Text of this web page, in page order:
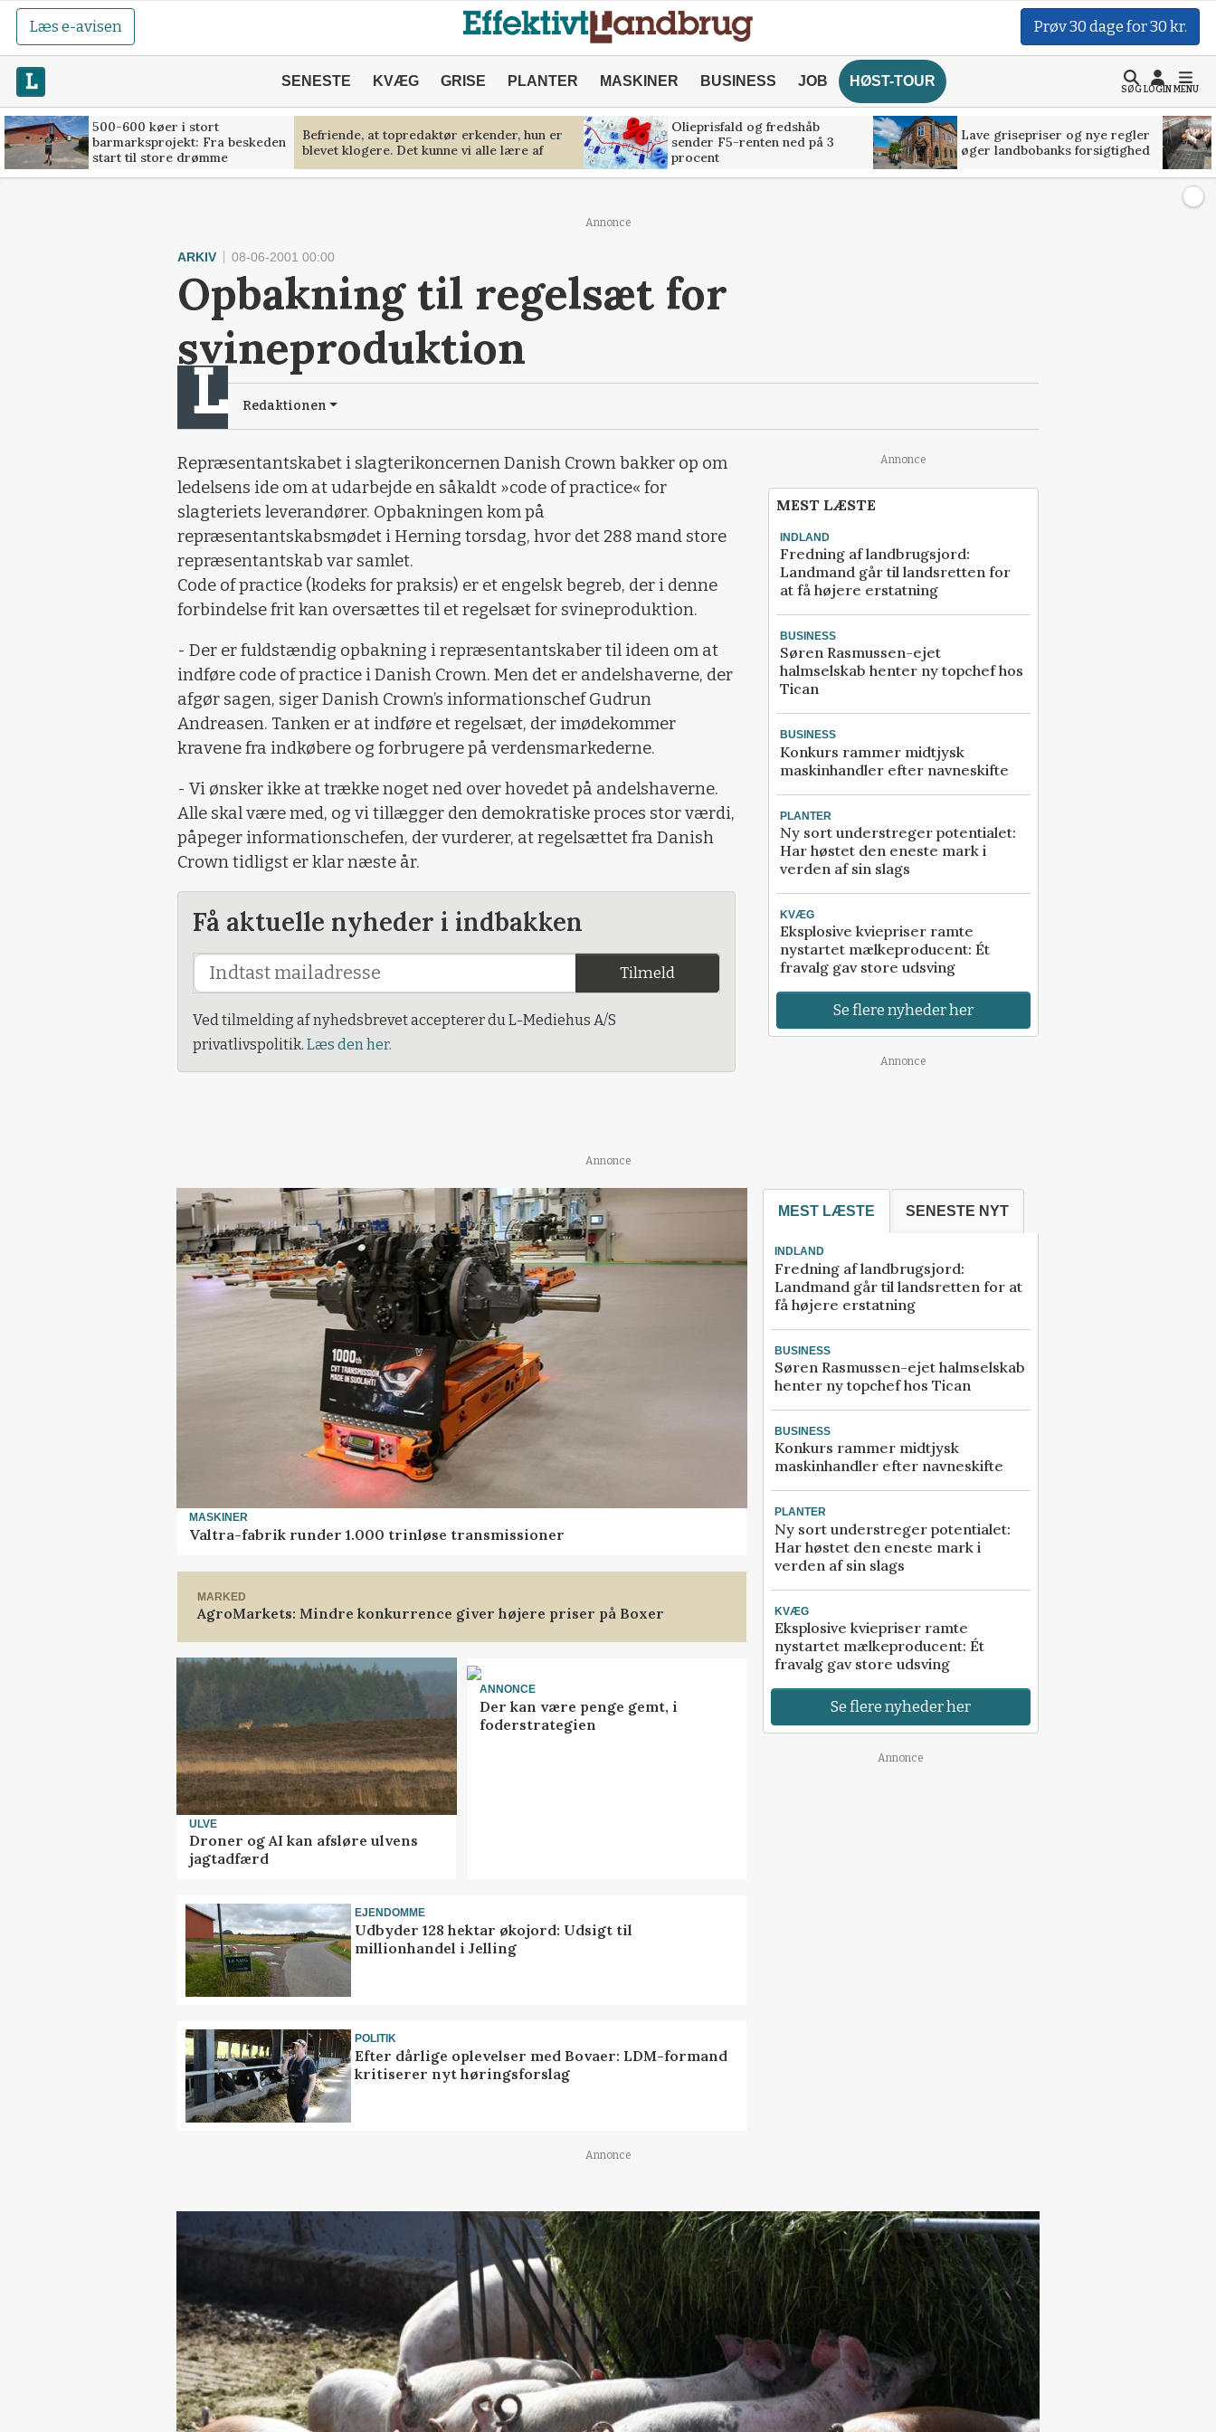
Læs e-avisen Prøv 30 dage for 30 kr.
SENESTE KVÆG GRISE PLANTER MASKINER BUSINESS JOB HØST-TOUR
SØGLOGINMENU
500-600 køer i stort
barmarksprojekt: Fra beskeden
start til store drømme
Befriende, at topredaktør erkender, hun er
blevet klogere. Det kunne vi alle lære af
Olieprisfald og fredshåb
sender F5-renten ned på 3
procent
Lave grisepriser og nye regler
øger landbobanks forsigtighed
Annonce
ARKIV 08-06-2001 00:00
Opbakning til regelsæt for
svineproduktion
Redaktionen
Repræsentantskabet i slagterikoncernen Danish Crown bakker op om
ledelsens ide om at udarbejde en såkaldt »code of practice« for
slagteriets leverandører. Opbakningen kom på
repræsentantskabsmødet i Herning torsdag, hvor det 288 mand store
repræsentantskab var samlet.
Code of practice (kodeks for praksis) er et engelsk begreb, der i denne
forbindelse frit kan oversættes til et regelsæt for svineproduktion.
- Der er fuldstændig opbakning i repræsentantskaber til ideen om at
indføre code of practice i Danish Crown. Men det er andelshaverne, der
afgør sagen, siger Danish Crown’s informationschef Gudrun
Andreasen. Tanken er at indføre et regelsæt, der imødekommer
kravene fra indkøbere og forbrugere på verdensmarkederne.
- Vi ønsker ikke at trække noget ned over hovedet på andelshaverne.
Alle skal være med, og vi tillægger den demokratiske proces stor værdi,
påpeger informationschefen, der vurderer, at regelsættet fra Danish
Crown tidligst er klar næste år.
Få aktuelle nyheder i indbakken
Tilmeld
Ved tilmelding af nyhedsbrevet accepterer du L-Mediehus A/S
privatlivspolitik. Læs den her.
Annonce
MEST LÆSTE
INDLAND
Fredning af landbrugsjord:
Landmand går til landsretten for
at få højere erstatning
BUSINESS
Søren Rasmussen-ejet
halmselskab henter ny topchef hos
Tican
BUSINESS
Konkurs rammer midtjysk
maskinhandler efter navneskifte
PLANTER
Ny sort understreger potentialet:
Har høstet den eneste mark i
verden af sin slags
KVÆG
Eksplosive kviepriser ramte
nystartet mælkeproducent: Ét
fravalg gav store udsving
Se flere nyheder her
Annonce
Annonce
MASKINER
Valtra-fabrik runder 1.000 trinløse transmissioner
MARKED
AgroMarkets: Mindre konkurrence giver højere priser på Boxer
ULVE
Droner og AI kan afsløre ulvens
jagtadfærd
ANNONCE
Der kan være penge gemt, i
foderstrategien
EJENDOMME
Udbyder 128 hektar økojord: Udsigt til
millionhandel i Jelling
POLITIK
Efter dårlige oplevelser med Bovaer: LDM-formand
kritiserer nyt høringsforslag
MEST LÆSTE SENESTE NYT
INDLAND
Fredning af landbrugsjord:
Landmand går til landsretten for at
få højere erstatning
BUSINESS
Søren Rasmussen-ejet halmselskab
henter ny topchef hos Tican
BUSINESS
Konkurs rammer midtjysk
maskinhandler efter navneskifte
PLANTER
Ny sort understreger potentialet:
Har høstet den eneste mark i
verden af sin slags
KVÆG
Eksplosive kviepriser ramte
nystartet mælkeproducent: Ét
fravalg gav store udsving
Se flere nyheder her
Annonce
Annonce